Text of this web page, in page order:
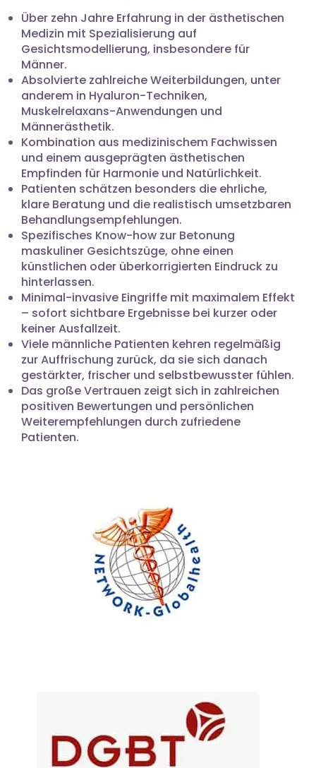
Über zehn Jahre Erfahrung in der ästhetischen
Medizin mit Spezialisierung auf
Gesichtsmodellierung, insbesondere für
Männer.
Absolvierte zahlreiche Weiterbildungen, unter
anderem in Hyaluron-Techniken,
Muskelrelaxans-Anwendungen und
Männerästhetik.
Kombination aus medizinischem Fachwissen
und einem ausgeprägten ästhetischen
Empfinden für Harmonie und Natürlichkeit.
Patienten schätzen besonders die ehrliche,
klare Beratung und die realistisch umsetzbaren
Behandlungsempfehlungen.
Spezifisches Know-how zur Betonung
maskuliner Gesichtszüge, ohne einen
künstlichen oder überkorrigierten Eindruck zu
hinterlassen.
Minimal-invasive Eingriffe mit maximalem Effekt
– sofort sichtbare Ergebnisse bei kurzer oder
keiner Ausfallzeit.
Viele männliche Patienten kehren regelmäßig
zur Auffrischung zurück, da sie sich danach
gestärkter, frischer und selbstbewusster fühlen.
Das große Vertrauen zeigt sich in zahlreichen
positiven Bewertungen und persönlichen
Weiterempfehlungen durch zufriedene
Patienten.